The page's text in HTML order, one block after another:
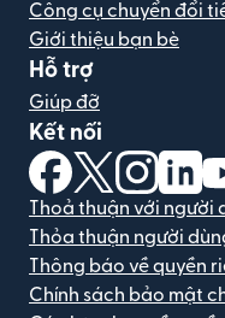
Công cụ chuyển đổi
Giới thiệu bạn bè
Hỗ trợ
Giúp đỡ
Kết nối
(mở trong cửa sổ
(mở trong
(mở
Thoả thuận với người
Thỏa thuận người
Thông báo về quyền
Chính sách bảo mật